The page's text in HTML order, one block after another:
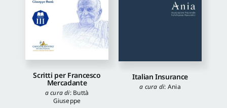
Scritti per Francesco
Mercadante
a cura di: Buttà
Giuseppe
Italian Insurance
a cura di: Ania